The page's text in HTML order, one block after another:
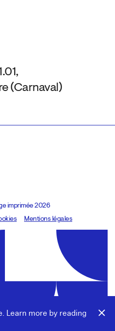
Learn more by reading
(Carnaval)
imprimée 2026
Mentions légales